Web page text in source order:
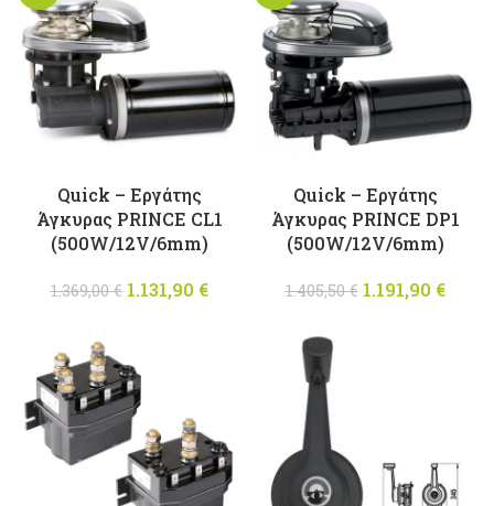
Quick – Εργάτης
Άγκυρας PRINCE CL1
(500W/12V/6mm)
1.369,00€
Original
1.131,90 €
Quick – Εργάτης
Άγκυρας PRINCE DP1
(500W/12V/6mm)
1.405,50€
Original
1.191,90 €